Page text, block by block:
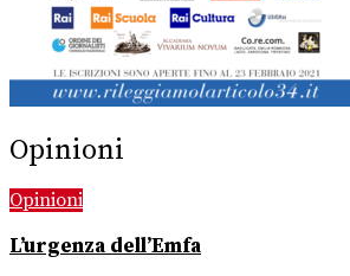
Opinioni
Opinioni
L’urgenza dell’Emfa